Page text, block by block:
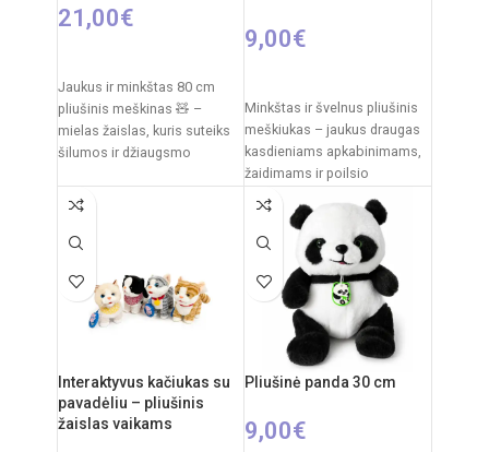
Clementoni
21,00€
Jaukus ir minkštas 80 cm
pliušinis meškinas 🧸 –
mielas žaislas, kuris suteiks
šilumos ir džiaugsmo
pliušas,
9,00€
Minkštas ir švelnus pliušinis
meškiukas – jaukus draugas
kasdieniams apkabinimams,
žaidimams ir poilsio
dizainas su dekoratyviniu
kaspinėliu suteikia
Interaktyvus kačiukas su
pavadėliu – pliušinis
žaislas vaikams
Pliušinė panda 30 cm
9,00€